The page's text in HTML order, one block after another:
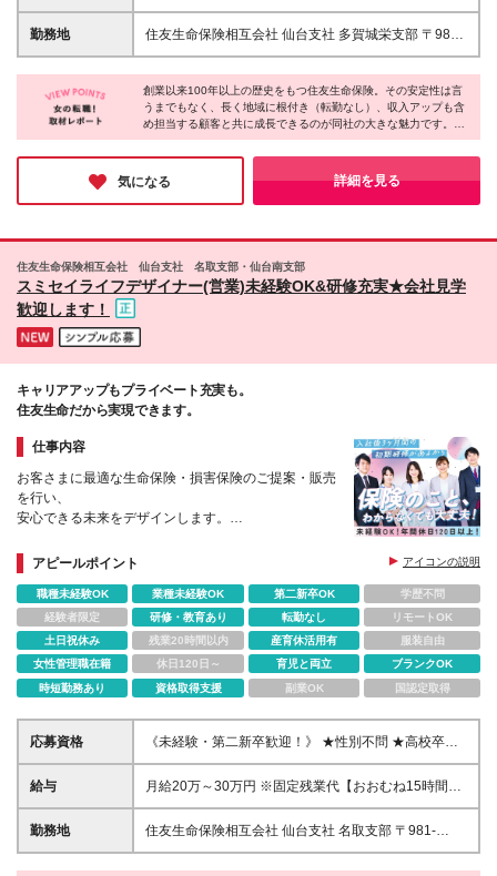
い方 ★U・Iターンを考えている方 そんな皆さんのチ
ャレンジを大歓迎！
(2.4万円～3.6万円)】が含まれます ※15時間を超えた
分は別途支給 ※経験や能力、前職の年収を考慮し最大
よる)
勤務地
住友生命保険相互会社 仙台支社 多賀城栄支部 〒983-
0013 仙台市宮城野区中野字神明168-1 （TEL: 022-
786-7461） ※上記勤務所で勤務を継続することが適
当でない事情 （例えば、勤務所の再編・廃止 等）が
生じた場合には、 会社の指示する勤務所になること
があります。 ※転勤なし
創業以来100年以上の歴史をもつ住友生命保険。その安定性は言
うまでもなく、長く地域に根付き（転勤なし）、収入アップも含
め担当する顧客と共に成長できるのが同社の大きな魅力です。
「未経験から挑戦したい」「職場の人間関係が気になる」「育児
と両立させた働き方」などの魅力ポイントに共感する方には、ぜ
ひオススメの求人♪転職に不安を感じている方は、まずは雰囲気
を知れる「職場見学」から始めてみてはいかがでしょうか？
気になる 詳細を見る
住友生命保険相互会社 仙台支社 名取支部・仙台南支部
スミセイライフデザイナー(営業)未経験OK&研修充実★会社見学
歓迎します！
キャリアアップもプライベート充実も。
住友生命だから実現できます。
仕事内容
お客さまに最適な生命保険・損害保険のご提案・販売
を行い、
安心できる未来をデザインします。
す。
★3か月の基礎研修＆5年間のフォローアップしま
す！
アピールポイント アイコンの説明
職種未経験OK 業種未経験OK 第二新卒OK
学歴不問
経験者限定
研修・教育あり 転勤なし
リモートOK
土日祝休み
残業20時間以内 産育休活用有
服装自由
女性管理職在籍
休日120日～ 育児と両立
ブランクOK
時短勤務あり
資格取得支援 副業OK 国認定取得
応募資格
《未経験・第二新卒歓迎！》 ★性別不問 ★高校卒業
程度の学力を有する方 ★結婚・出産・育児等で就業
にブランクのある方 ★育児と両立できる仕事を探し
い方 ★U・Iターンを考えている方 そんな皆さんのチ
ャレンジを大歓迎！
給与
月給20万～30万円 ※固定残業代【おおむね15時間分
(2.4万円～3.6万円)】が含まれます ※15時間を超えた
分は別途支給 ※経験や能力、前職の年収を考慮し最大
勤務地
住友生命保険相互会社 仙台支社 名取支部 〒981-
1224 名取市増田2-4-55 ハピナ1F （TEL: 022-384-
2247） 住友生命保険相互会社 仙台支社 仙台南支部